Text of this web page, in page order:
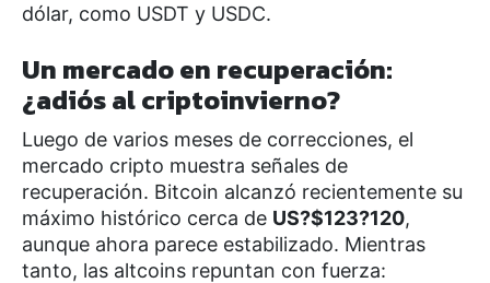
dólar, como USDT y USDC.
Un mercado en recuperación:
¿adiós al criptoinvierno?
Luego de varios meses de correcciones, el
mercado cripto muestra señales de
recuperación. Bitcoin alcanzó recientemente su
máximo histórico cerca de US?$123?120,
aunque ahora parece estabilizado. Mientras
tanto, las altcoins repuntan con fuerza: